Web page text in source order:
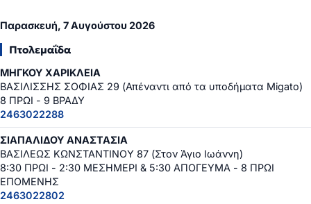
Παρασκευή, 7 Αυγούστου 2026
Πτολεμαΐδα
ΜΗΓΚΟΥ ΧΑΡΙΚΛΕΙΑ
ΒΑΣΙΛΙΣΣΗΣ ΣΟΦΙΑΣ 29 (Απέναντι από τα υποδήματα Migato)
8 ΠΡΩΙ - 9 ΒΡΑΔΥ
2463022288
ΣΙΑΠΑΛΙΔΟΥ ΑΝΑΣΤΑΣΙΑ
ΒΑΣΙΛΕΩΣ ΚΩΝΣΤΑΝΤΙΝΟΥ 87 (Στον Άγιο Ιωάννη)
8:30 ΠΡΩΙ - 2:30 ΜΕΣΗΜΕΡΙ & 5:30 ΑΠΟΓΕΥΜΑ - 8 ΠΡΩΙ
ΕΠΟΜΕΝΗΣ
2463022802